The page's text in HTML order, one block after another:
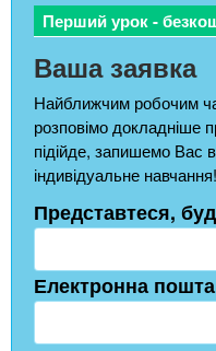
Перший урок -
Ваша заявка
Найближчим робочим
розповімо докладніше
підійде, запишемо Вас
індивідуальне навчання!
Представтеся,
Електронна пошта